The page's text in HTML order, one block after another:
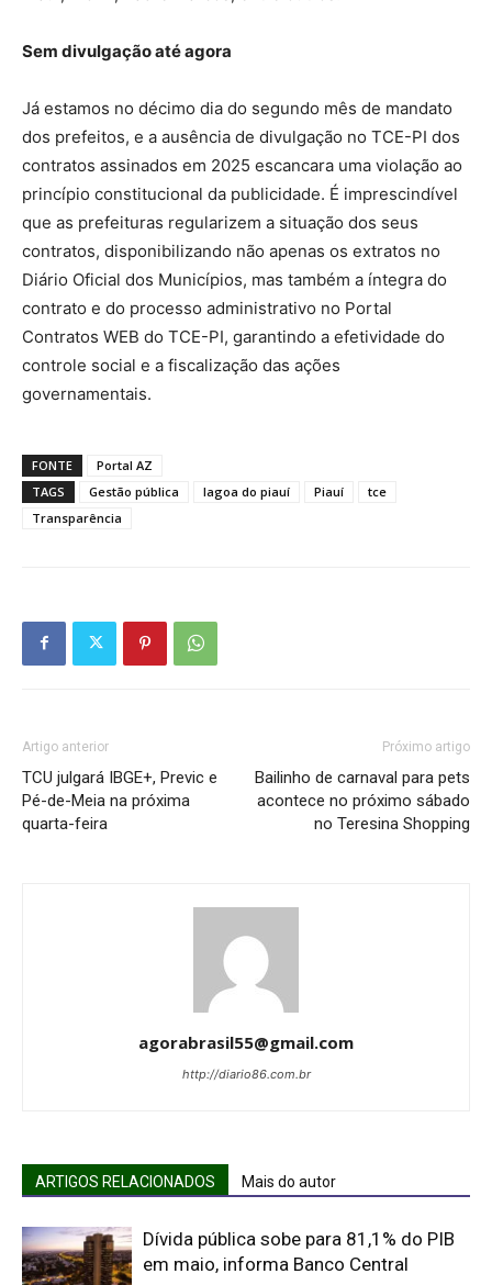
Sem divulgação até agora
Já estamos no décimo dia do segundo mês de mandato
dos prefeitos, e a ausência de divulgação no TCE-PI dos
contratos assinados em 2025 escancara uma violação ao
princípio constitucional da publicidade. É imprescindível
que as prefeituras regularizem a situação dos seus
contratos, disponibilizando não apenas os extratos no
Diário Oficial dos Municípios, mas também a íntegra do
contrato e do processo administrativo no Portal
Contratos WEB do TCE-PI, garantindo a efetividade do
controle social e a fiscalização das ações
governamentais.
FONTE
Portal AZ
TAGS
Gestão pública lagoa do piauí Piauí
tce
Transparência
Artigo anterior
TCU julgará IBGE+, Previc e
Pé-de-Meia na próxima
quarta-feira
Próximo artigo
Bailinho de carnaval para pets
acontece no próximo sábado
no Teresina Shopping
agorabrasil55@gmail.com
http://diario86.com.br
ARTIGOS RELACIONADOS Mais do autor
Dívida pública sobe para 81,1% do PIB
em maio, informa Banco Central